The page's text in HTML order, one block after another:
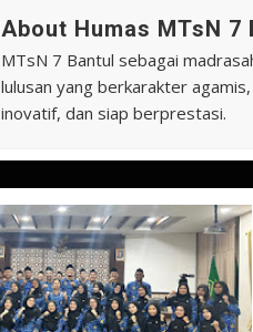
About Humas MTsN 7
MTsN 7 Bantul sebagai
lulusan yang berkarakter
inovatif, dan siap berprestasi.